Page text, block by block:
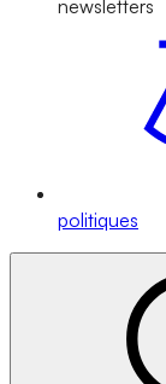
newsletters
politiques